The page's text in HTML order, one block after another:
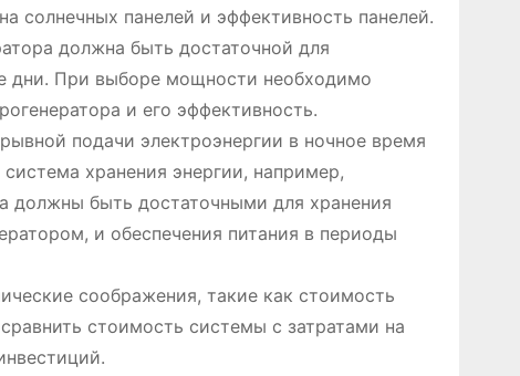
солнечных панелей и эффективность панелей.
должна быть достаточной для
дни. При выборе мощности необходимо
и его эффективность.
подачи электроэнергии в ночное время
хранения энергии, например,
должны быть достаточными для хранения
и обеспечения питания в периоды
соображения, такие как стоимость
стоимость системы с затратами на